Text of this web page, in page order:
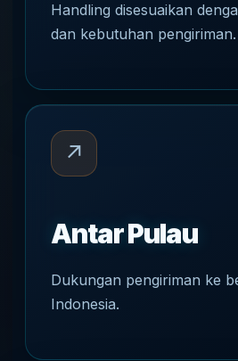
Handling disesuaikan
dan kebutuhan pengiriman.
↗
Antar Pulau
Dukungan pengiriman ke
Indonesia.